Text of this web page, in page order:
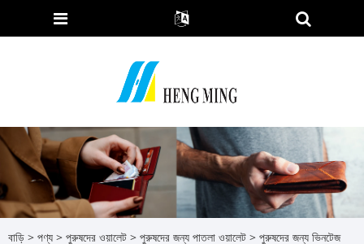
বাড়ি > পণ্য > পুরুষদের ওয়ালেট > পুরুষদের জন্য পাতলা ওয়ালেট > পুরুষদের জন্য ভিনটেজ